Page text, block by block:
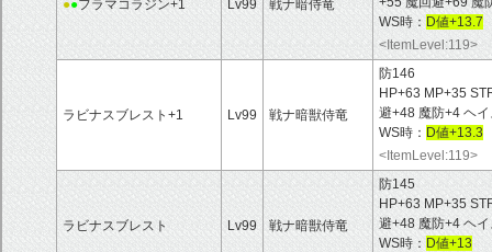
●●フラマコラジン+1 Lv99 戦ナ暗侍竜
WS時： D値+13.7
<ItemLevel:119>
ラビナスブレスト+1 Lv99 戦ナ暗獣侍竜
防146
HP+63 MP+35
避+48 魔防+4 ヘ
WS時： D値+13.3
<ItemLevel:119>
ラビナスブレスト Lv99 戦ナ暗獣侍竜
防145
HP+63 MP+35
避+48 魔防+4 ヘ
WS時： D値+13